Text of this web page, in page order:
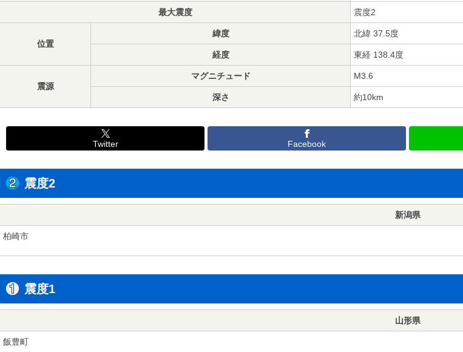
最大震度 震度2
位置
緯度 北緯 37.5度
経度 東経 138.4度
震源
マグニチュード M3.6
深さ 約10km
Twitter Facebook
震度2
新潟県
柏崎市
震度1
山形県
飯豊町